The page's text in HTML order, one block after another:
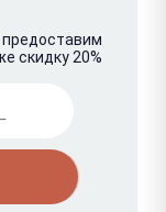
скидку 20%